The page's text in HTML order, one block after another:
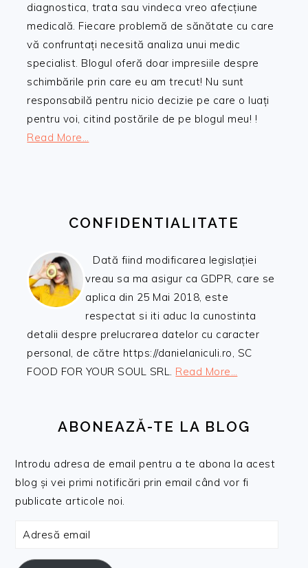
diagnostica, trata sau vindeca vreo afecțiune
medicală. Fiecare problemă de sănătate cu care
vă confruntați necesită analiza unui medic
specialist. Blogul oferă doar impresiile despre
schimbările prin care eu am trecut! Nu sunt
responsabilă pentru nicio decizie pe care o luați
pentru voi, citind postările de pe blogul meu! !
Read More…
CONFIDENTIALITATE
Dată fiind modificarea legislației
vreau sa ma asigur ca GDPR, care se
aplica din 25 Mai 2018, este
respectat si iti aduc la cunostinta
detalii despre prelucrarea datelor cu caracter
personal, de către https://danielaniculi.ro, SC
FOOD FOR YOUR SOUL SRL. Read More…
ABONEAZĂ-TE LA BLOG
Introdu adresa de email pentru a te abona la acest
blog și vei primi notificări prin email când vor fi
publicate articole noi.
Adresă